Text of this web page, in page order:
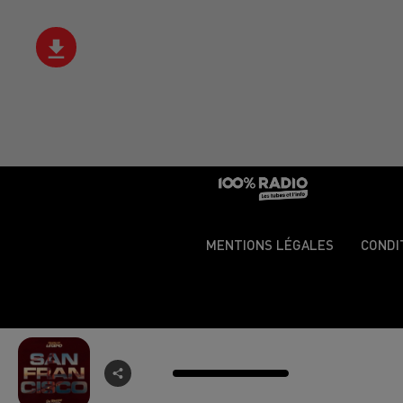
MENTIONS LÉGALES